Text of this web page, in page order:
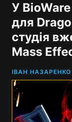
У
для
студія
Mass
ІВАН НАЗАРЕНКО